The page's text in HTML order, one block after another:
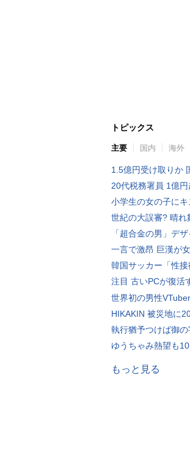
トピックス
主要 国内 海外
1.5億円受け取りか
20代税務署員 1億
小学生の女の子に
世紀の大誤審? 晴れ
「超合金の男」デ
一言で激昂 巨漢が
韓国サッカー「性接
注目 古いPCが復活
世界初の男性
HIKAKIN 被災地に
執行猶予つけば御
ゆうちゃみ熱望も
もっと見る